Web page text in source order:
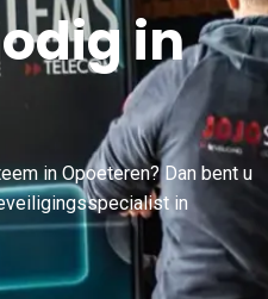
in
in Opoeteren? Dan bent u
in